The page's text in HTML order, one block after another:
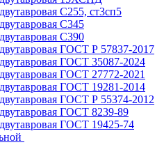
С255, ст3сп5
С345
С390
ГОСТ Р 57837-2017
ГОСТ 35087-2024
ГОСТ 27772-2021
ГОСТ 19281-2014
ГОСТ Р 55374-2012
ГОСТ 8239-89
ГОСТ 19425-74